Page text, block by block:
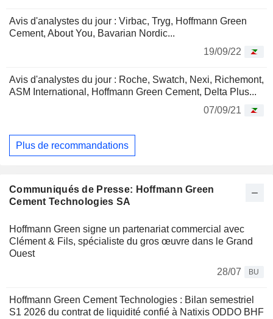
Avis d'analystes du jour : Virbac, Tryg, Hoffmann Green
Cement, About You, Bavarian Nordic...
19/09/22
Avis d'analystes du jour : Roche, Swatch, Nexi, Richemont,
ASM International, Hoffmann Green Cement, Delta Plus...
07/09/21
Plus de recommandations
Communiqués de Presse: Hoffmann Green
Cement Technologies SA
Hoffmann Green signe un partenariat commercial avec
Clément & Fils, spécialiste du gros œuvre dans le Grand
Ouest
28/07
BU
Hoffmann Green Cement Technologies : Bilan semestriel
S1 2026 du contrat de liquidité confié à Natixis ODDO BHF